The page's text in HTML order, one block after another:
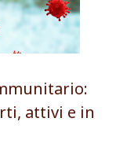
attivi e in